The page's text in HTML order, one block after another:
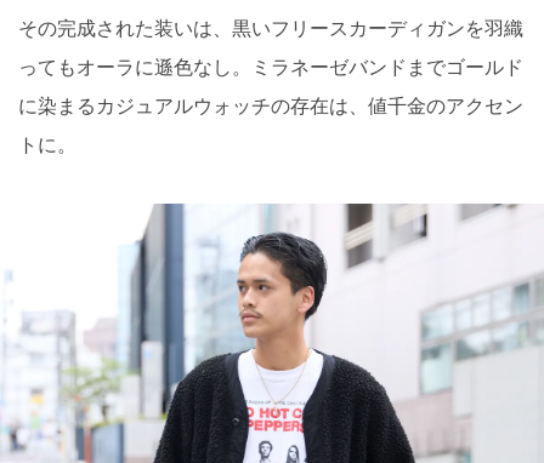
その完成された装いは、黒いフリースカーディガンを羽織
ってもオーラに遜色なし。ミラネーゼバンドまでゴールド
に染まるカジュアルウォッチの存在は、値千金のアクセン
トに。